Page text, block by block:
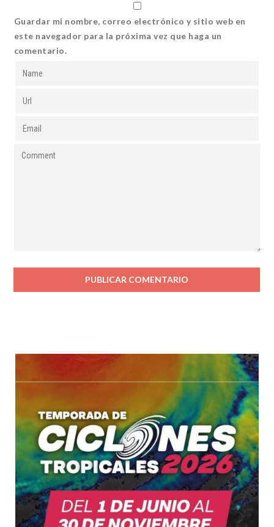
Guardar mi nombre, correo electrónico y sitio web en
este navegador para la próxima vez que haga un
comentario.